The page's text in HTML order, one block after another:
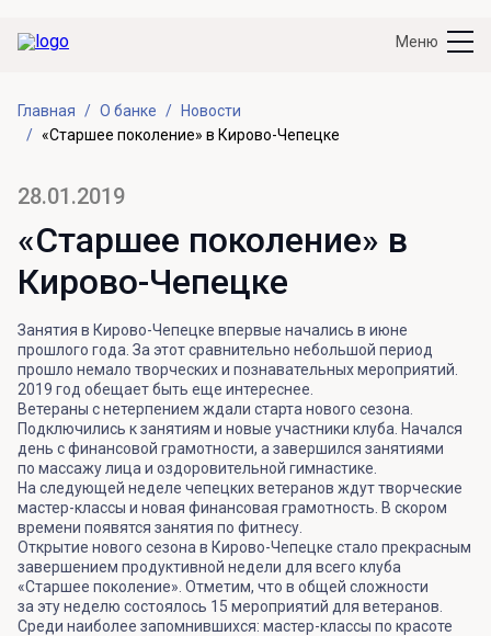
Меню
Главная О банке
Новости
«Старшее поколение» в Кирово-Чепецке
28.01.2019
«Старшее поколение» в
Кирово-Чепецке
Занятия в Кирово-Чепецке впервые начались в июне
прошлого года. За этот сравнительно небольшой период
прошло немало творческих и познавательных мероприятий.
2019 год обещает быть еще интереснее.
Ветераны с нетерпением ждали старта нового сезона.
Подключились к занятиям и новые участники клуба. Начался
день с финансовой грамотности, а завершился занятиями
по массажу лица и оздоровительной гимнастике.
На следующей неделе чепецких ветеранов ждут творческие
мастер-классы и новая финансовая грамотность. В скором
времени появятся занятия по фитнесу.
Открытие нового сезона в Кирово-Чепецке стало прекрасным
завершением продуктивной недели для всего клуба
«Старшее поколение». Отметим, что в общей сложности
за эту неделю состоялось 15 мероприятий для ветеранов.
Среди наиболее запомнившихся: мастер-классы по красоте